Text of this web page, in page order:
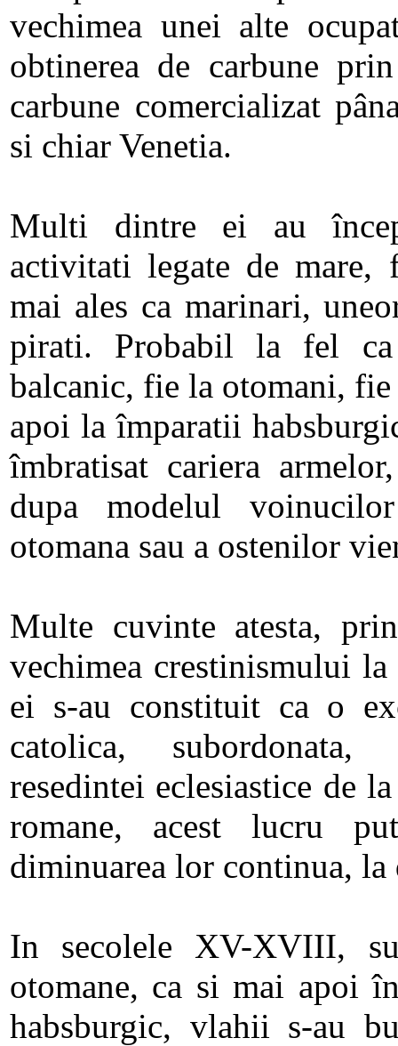
vechimea unei alte
obtinerea de carbune
carbune comercializat
si chiar Venetia.
Multi dintre ei au
activitati legate de mare,
mai ales ca marinari,
pirati. Probabil la fel
balcanic, fie la otomani,
apoi la împaratii
îmbratisat cariera
dupa modelul
otomana sau a ostenilor
Multe cuvinte atesta,
vechimea crestinismului
ei s-au constituit ca o
catolica,
resedintei eclesiastice de
romane, acest lucru
diminuarea lor continua, la
In secolele XV-XVIII,
otomane, ca si mai apoi
habsburgic, vlahii s-au